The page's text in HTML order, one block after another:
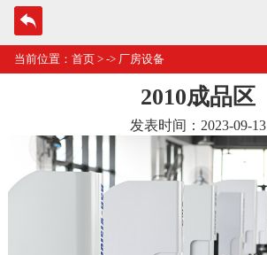
当前位置： 首页 > -> 厂房设备
2010成品区
发表时间：2023-09-13